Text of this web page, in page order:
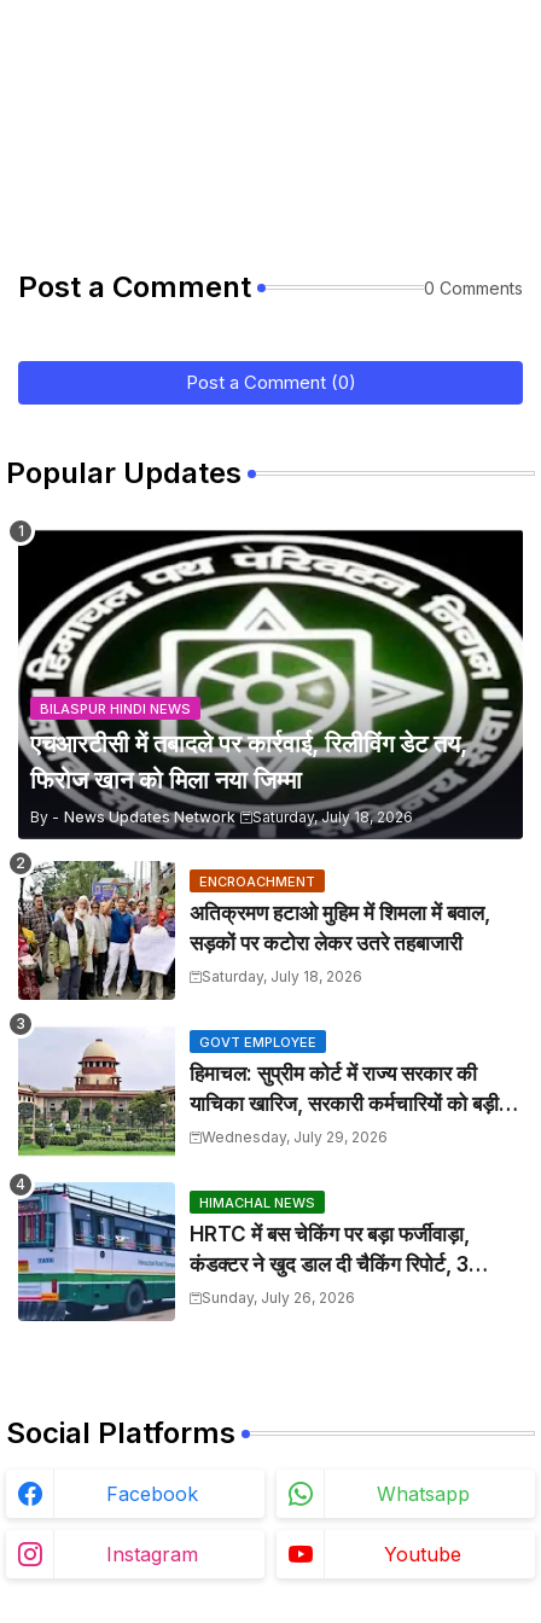
Post a Comment 0 Comments
Post a Comment (0)
Popular Updates
BILASPUR HINDI NEWS
एचआरटीसी में तबादले पर कार्रवाई, रिलीविंग डेट तय,
फिरोज खान को मिला नया जिम्मा
By - News Updates Network Saturday, July 18, 2026
ENCROACHMENT
अतिक्रमण हटाओ मुहिम में शिमला में बवाल,
सड़कों पर कटोरा लेकर उतरे तहबाजारी
Saturday, July 18, 2026
GOVT EMPLOYEE
हिमाचल: सुप्रीम कोर्ट में राज्य सरकार की
याचिका खारिज, सरकारी कर्मचारियों को बड़ी
राहत
Wednesday, July 29, 2026
HIMACHAL NEWS
HRTC में बस चेकिंग पर बड़ा फर्जीवाड़ा,
कंडक्टर ने खुद डाल दी चैकिंग रिपोर्ट, 3
निलंबित
Sunday, July 26, 2026
Social Platforms
Facebook Whatsapp
Instagram Youtube